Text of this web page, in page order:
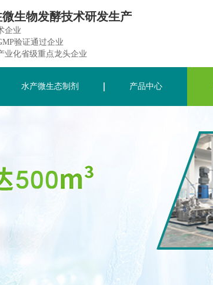
生物发酵技术研发生产
企业
验证通过企业
业化省级重点龙头企业
水产微生态制剂 产品中心